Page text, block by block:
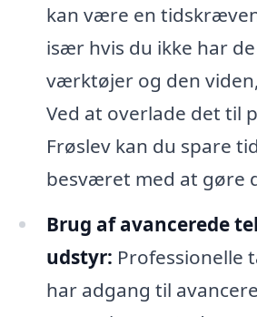
kan være en
især hvis du ikke har
værktøjer og den
Ved at overlade det til
Frøslev kan du spare
besværet med at gøre
Brug af avancerede
udstyr: Professionelle
har adgang til